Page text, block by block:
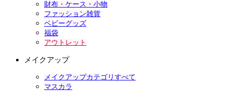
財布・ケース・小物
ファッション雑貨
ベビーグッズ
福袋
アウトレット
メイクアップ
メイクアップカテゴリすべて
マスカラ